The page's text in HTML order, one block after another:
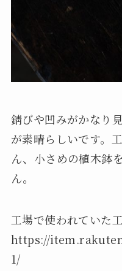
錆びや凹みがかなり
が素晴らしいです。
ん、小さめの植木鉢
ん。
工場で使われていた
https://
1/